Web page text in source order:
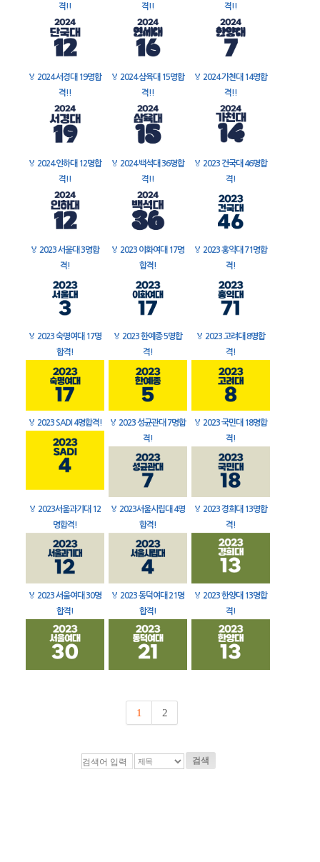
격!!
격!!
격!!
🏅 2024 서경대 19명합
격!!
🏅 2024 삼육대 15명합
격!!
🏅 2024 가천대 14명합
격!!
🏅 2024 인하대 12명합
격!!
🏅 2024 백석대 36명합
격!!
🏅 2023 건국대 46명합
격!
🏅 2023 서울대 3명합
격!
🏅 2023 이화여대 17명
합격!
🏅 2023 홍익대 71명합
격!
🏅 2023 숙명여대 17명
합격!
🏅 2023 한예종 5명합
격!
🏅 2023 고려대 8명합
격!
🏅 2023 SADI 4명합격! 🏅 2023 성균관대 7명합
격!
🏅 2023 국민대 18명합
격!
🏅 2023서울과기대 12
명합격!
🏅 2023서울시립대 4명
합격!
🏅 2023 경희대 13명합
격!
🏅 2023 서울여대 30명
합격!
🏅 2023 동덕여대 21명
합격!
🏅 2023 한양대 13명합
격!
1 2
검색